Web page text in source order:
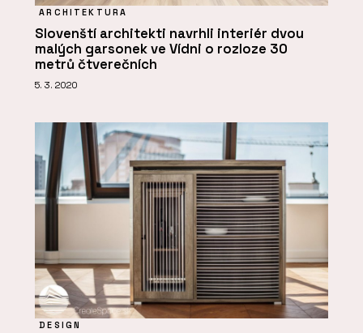
ARCHITEKTURA
Slovenští architekti navrhli interiér dvou
malých garsonek ve Vídni o rozloze 30
metrů čtverečních
5. 3. 2020
DESIGN